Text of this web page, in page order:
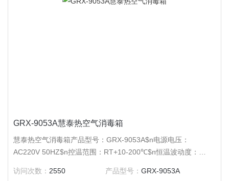
GRX-9053A慧泰热空气消毒箱
慧泰热空气消毒箱产品型号：GRX-9053A$n电源电压：
AC220V 50HZ$n控温范围：RT+10-200℃$n恒温波动度：
室尺寸：420*350*390$n外形尺寸：705*610*530$n公称容积：
访问次数： 2550 产品型号：GRX-9053A